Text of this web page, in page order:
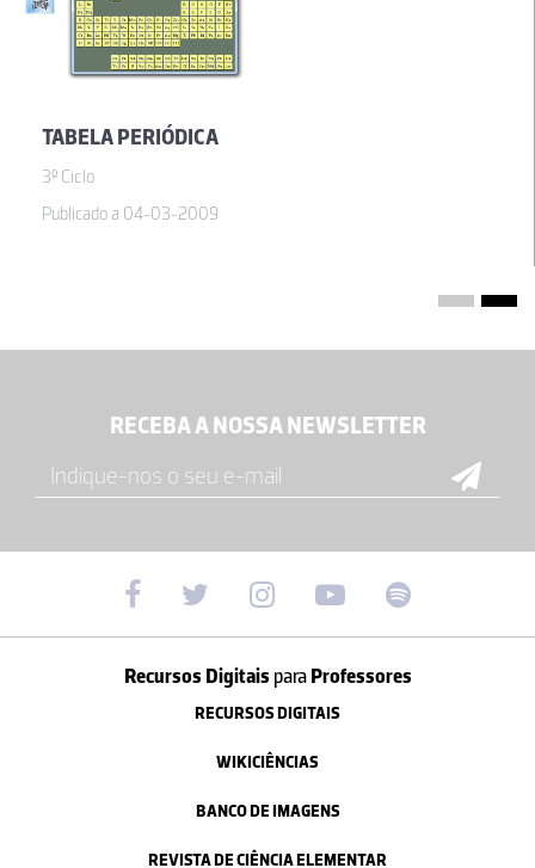
TABELA PERIÓDICA
3º Ciclo
Publicado a 04-03-2009
RECEBA A NOSSA NEWSLETTER
Recursos Digitais paraProfessores
RECURSOS DIGITAIS
WIKICIÊNCIAS
BANCO DE IMAGENS
REVISTA DE CIÊNCIA ELEMENTAR